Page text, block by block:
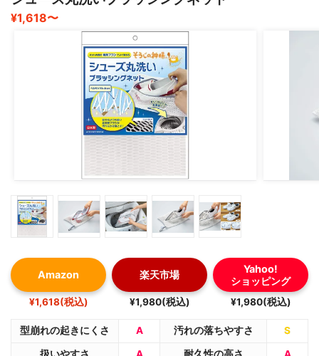
¥1,618〜
Amazon
¥1,618(税込)
楽天市場
¥1,980(税込)
Yahoo!
ショッピング
¥1,980(税込)
型崩れの起きにくさ A 汚れの落ちやすさ S
扱いやすさ A 耐久性の高さ A